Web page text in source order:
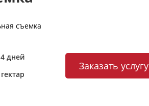
съемка
дней
Заказать услугу